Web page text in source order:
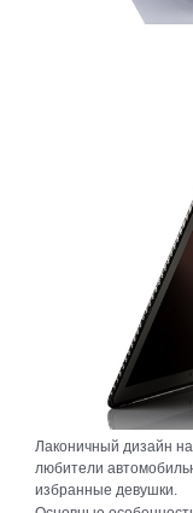
Лаконичный дизайн
любители
избранные девушки.